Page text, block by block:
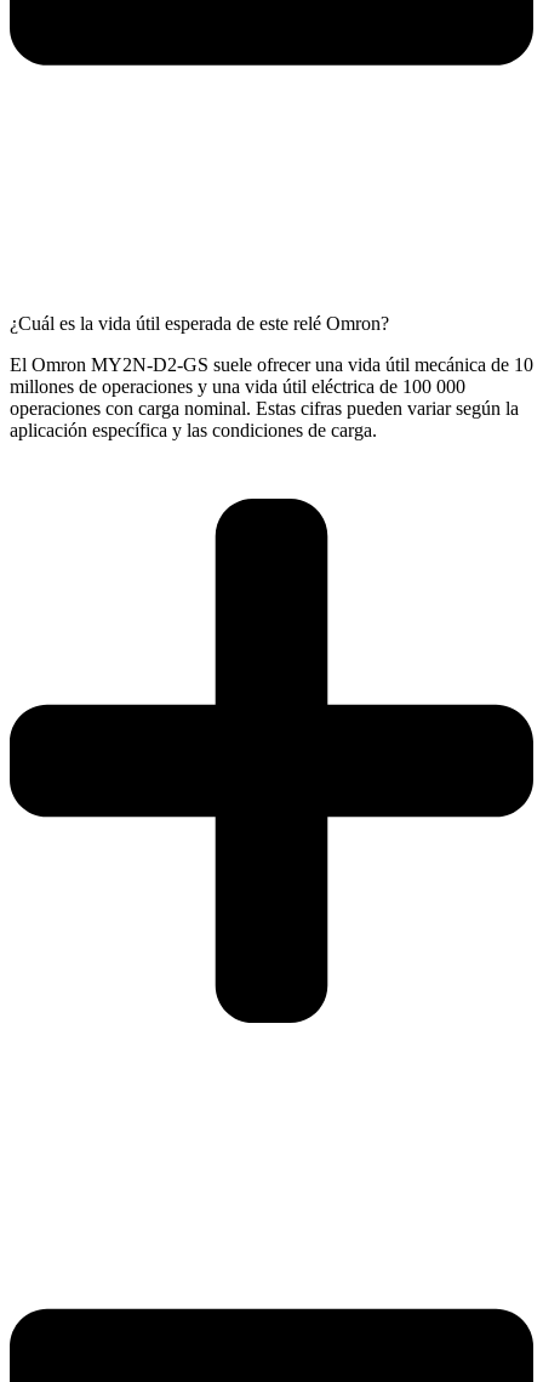
¿Cuál es la vida útil esperada de este relé Omron?
El Omron MY2N-D2-GS suele ofrecer una vida útil mecánica de 10
millones de operaciones y una vida útil eléctrica de 100 000
operaciones con carga nominal. Estas cifras pueden variar según la
aplicación específica y las condiciones de carga.